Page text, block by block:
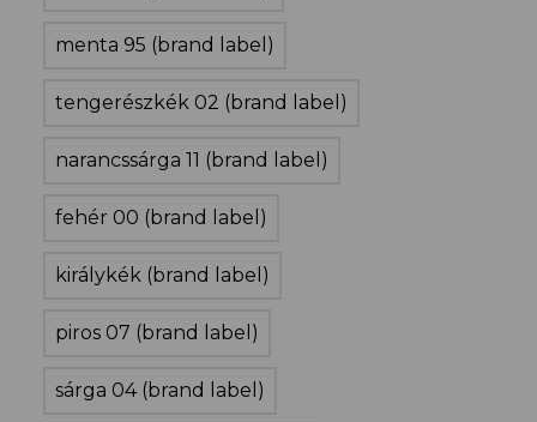
menta 95 (brand label)
tengerészkék 02 (brand label)
narancssárga 11 (brand label)
fehér 00 (brand label)
királykék (brand label)
piros 07 (brand label)
sárga 04 (brand label)